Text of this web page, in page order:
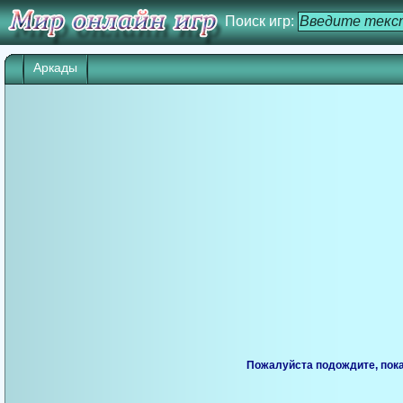
Поиск игр:
Аркады
Пожалуйста подождите,